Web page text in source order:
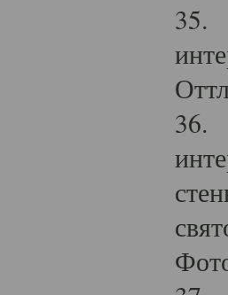
35.
36.